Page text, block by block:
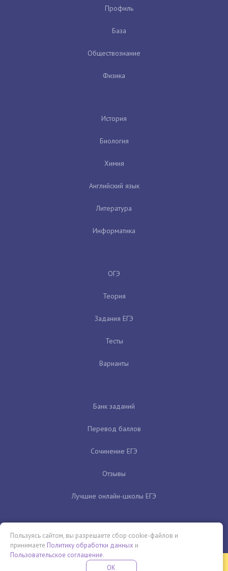
Профиль
База
Обществознание
Физика
История
Биология
Химия
Английский язык
Литература
Информатика
ОГЭ
Теория
Задания ЕГЭ
Тесты
Варианты
Банк заданий
Перевод баллов
Сочинение ЕГЭ
Отзывы
Лучшие онлайн-школы ЕГЭ
Бесплатная летняя школа
Пользуясь сайтом, вы разрешаете сбор cookie-файлов и
принимаете Политику обработки данных и
Пользовательское соглашение.
OK